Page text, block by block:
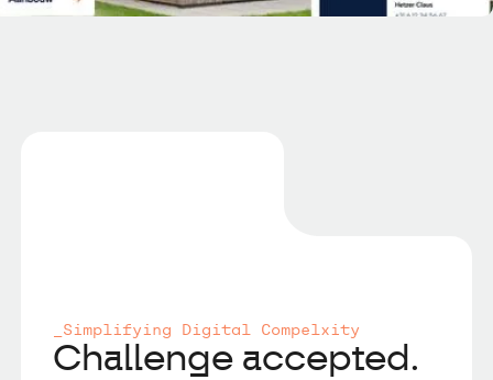
_Simplifying Digital Compelxity
Challenge accepted.